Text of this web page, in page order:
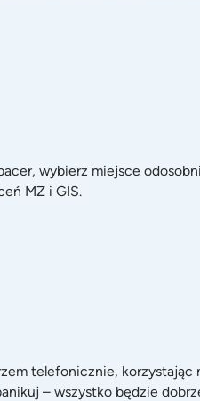
wybierz miejsce
MZ i GIS.
telefonicznie, korzystając
– wszystko będzie